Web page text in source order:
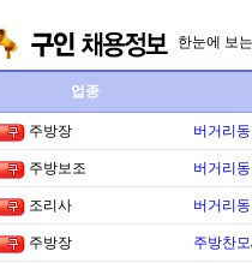
한눈에 보
업종
주방장 버거리
주방보조 버거리
조리사 버거리
주방장 주방찬